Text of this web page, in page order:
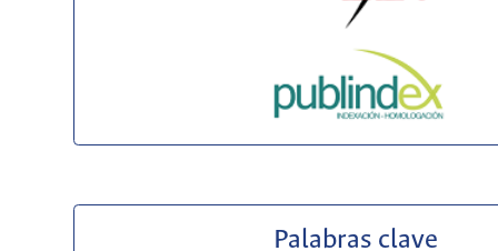
Palabras clave